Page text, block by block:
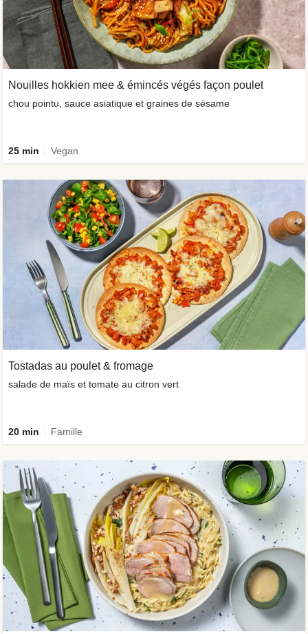
Nouilles hokkien mee & émincés végés façon poulet
chou pointu, sauce asiatique et graines de sésame
25 min Vegan
Tostadas au poulet & fromage
salade de maïs et tomate au citron vert
20 min Famille